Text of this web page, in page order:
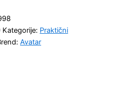
Kategorije: Praktični
Avatar